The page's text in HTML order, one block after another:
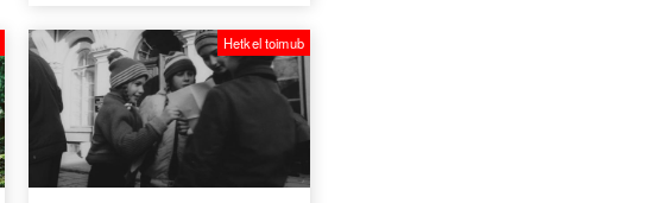
Hetkel toimub